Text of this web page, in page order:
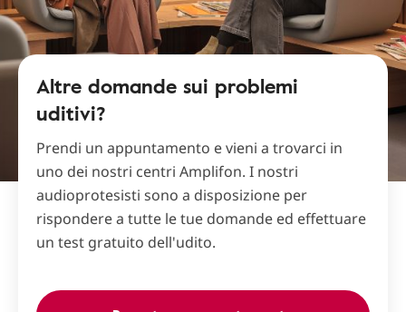
Altre domande sui problemi
uditivi?
Prendi un appuntamento e vieni a trovarci in
uno dei nostri centri Amplifon. I nostri
audioprotesisti sono a disposizione per
rispondere a tutte le tue domande ed effettuare
un test gratuito dell'udito.